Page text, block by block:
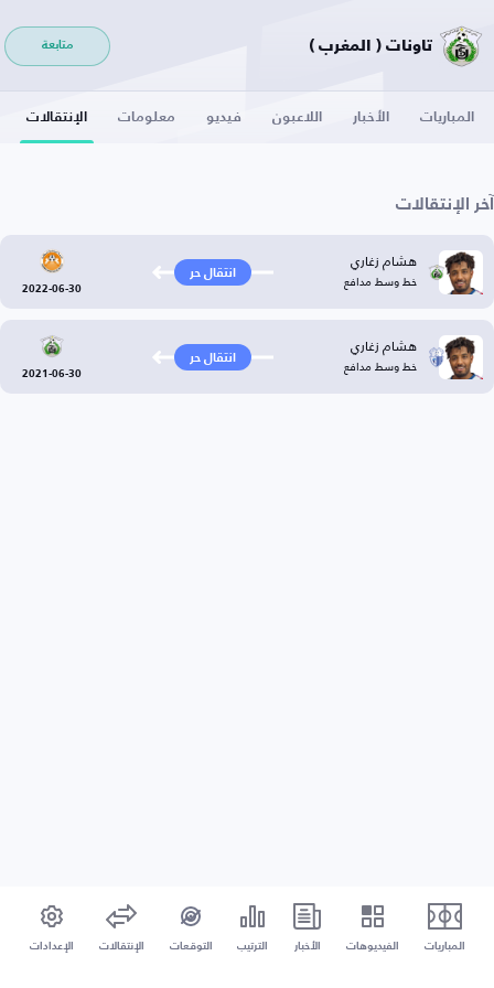
تاونات ( المغرب ) متابعة
المباريات الأخبار اللاعبون فيديو معلومات الإنتقالات
آخر الإنتقالات
هشام زغاري
خط وسط مدافع انتقال حر
2022-06-30
هشام زغاري
خط وسط مدافع انتقال حر
2021-06-30
المباريات الفيديوهات الأخبار الترتيب التوقعات الإنتقالات الإعدادات